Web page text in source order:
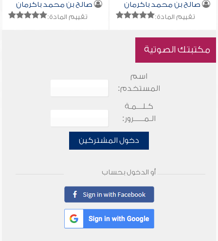
صالح بن محمد باكرمان
تقييم المادة:
صالح بن محمد باكرمان
تقييم المادة:
مكتبتك الصوتية
اسم
المستخدم:
كـلـــمـة
الـمـــــرور:
دخول المشتركين
أو الدخول بحساب